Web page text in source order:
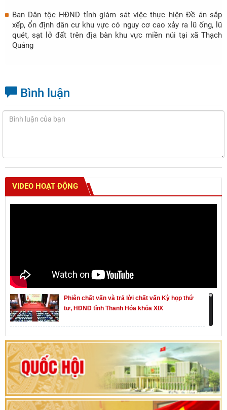
Ban Dân tộc HĐND tỉnh giám sát việc thực hiện Đề án sắp
xếp, ổn định dân cư khu vực có nguy cơ cao xảy ra lũ ống, lũ
quét, sạt lở đất trên địa bàn khu vực miền núi tại xã Thạch
Quảng
Bình luận
VIDEO HOẠT ĐỘNG
Phiên chất vấn và trả lời chất vấn Kỳ họp thứ
tư, HĐND tỉnh Thanh Hóa khóa XIX
Khai mạc kỳ họp thứ Nhất, Quốc hội khóa XVI
Hướng dẫn quy trình bỏ phiếu bầu cử ĐBQH
khoá XVI và đại biểu HĐND các cấp nhiệm kỳ
2026-2031